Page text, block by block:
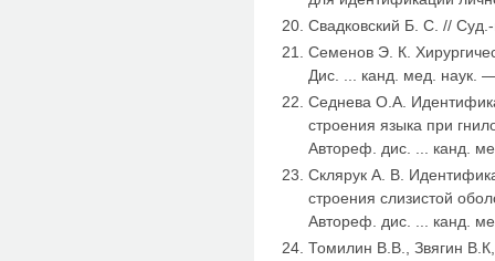
Свадковский Б. С. //
Семенов Э. К.
Дис. ... канд. мед. наук.
Седнева О.А.
строения языка при
Автореф. дис. ... канд.
Склярук А. В.
строения слизистой
Автореф. дис. ... канд.
Томилин В.В., Звягин